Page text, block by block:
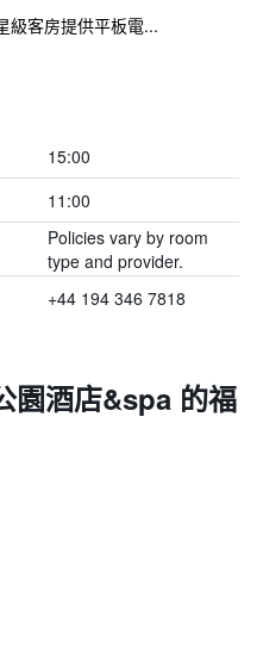
級客房提供平板電...
15:00
11:00
Policies vary by room
type and provider.
+44 194 346 7818
園酒店&spa 的福